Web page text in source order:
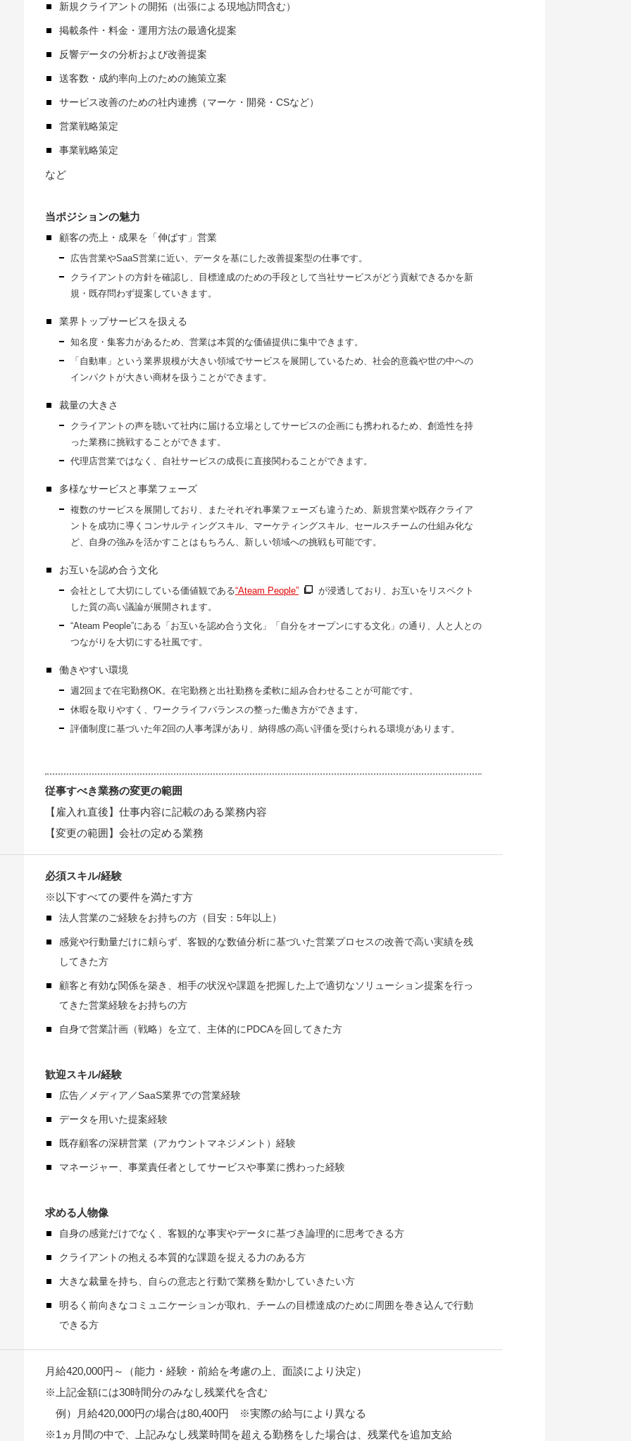
新規クライアントの開拓（出張による現地訪問含む）
掲載条件・料金・運用方法の最適化提案
反響データの分析および改善提案
送客数・成約率向上のための施策立案
サービス改善のための社内連携（マーケ・開発・CSなど）
営業戦略策定
事業戦略策定
など
当ポジションの魅力
顧客の売上・成果を「伸ばす」営業
広告営業やSaaS営業に近い、データを基にした改善提案型の仕事です。
クライアントの方針を確認し、目標達成のための手段として当社サービスがどう貢献できるかを新
規・既存問わず提案していきます。
業界トップサービスを扱える
知名度・集客力があるため、営業は本質的な価値提供に集中できます。
「自動車」という業界規模が大きい領域でサービスを展開しているため、社会的意義や世の中への
インパクトが大きい商材を扱うことができます。
裁量の大きさ
クライアントの声を聴いて社内に届ける立場としてサービスの企画にも携われるため、創造性を持
った業務に挑戦することができます。
代理店営業ではなく、自社サービスの成長に直接関わることができます。
多様なサービスと事業フェーズ
複数のサービスを展開しており、またそれぞれ事業フェーズも違うため、新規営業や既存クライア
ントを成功に導くコンサルティングスキル、マーケティングスキル、セールスチームの仕組み化な
ど、自身の強みを活かすことはもちろん、新しい領域への挑戦も可能です。
お互いを認め合う文化
会社として大切にしている価値観である“Ateam People”
が浸透しており、お互いをリスペクト
した質の高い議論が展開されます。
“Ateam People”にある「お互いを認め合う文化」「自分をオープンにする文化」の通り、人と人との
つながりを大切にする社風です。
働きやすい環境
週2回まで在宅勤務OK。在宅勤務と出社勤務を柔軟に組み合わせることが可能です。
休暇を取りやすく、ワークライフバランスの整った働き方ができます。
評価制度に基づいた年2回の人事考課があり、納得感の高い評価を受けられる環境があります。
従事すべき業務の変更の範囲
【雇入れ直後】仕事内容に記載のある業務内容
【変更の範囲】会社の定める業務
必須スキル/経験
※以下すべての要件を満たす方
法人営業のご経験をお持ちの方（目安：5年以上）
感覚や行動量だけに頼らず、客観的な数値分析に基づいた営業プロセスの改善で高い実績を残
してきた方
顧客と有効な関係を築き、相手の状況や課題を把握した上で適切なソリューション提案を行っ
てきた営業経験をお持ちの方
自身で営業計画（戦略）を立て、主体的にPDCAを回してきた方
歓迎スキル/経験
広告／メディア／SaaS業界での営業経験
データを用いた提案経験
既存顧客の深耕営業（アカウントマネジメント）経験
マネージャー、事業責任者としてサービスや事業に携わった経験
求める人物像
自身の感覚だけでなく、客観的な事実やデータに基づき論理的に思考できる方
クライアントの抱える本質的な課題を捉える力のある方
大きな裁量を持ち、自らの意志と行動で業務を動かしていきたい方
明るく前向きなコミュニケーションが取れ、チームの目標達成のために周囲を巻き込んで行動
できる方
月給420,000円～（能力・経験・前給を考慮の上、面談により決定）
※上記金額には30時間分のみなし残業代を含む
例）月給420,000円の場合は80,400円 ※実際の給与により異なる
※1ヵ月間の中で、上記みなし残業時間を超える勤務をした場合は、残業代を追加支給